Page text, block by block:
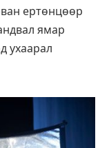
ертөнцөөр
ямар
ухаарал